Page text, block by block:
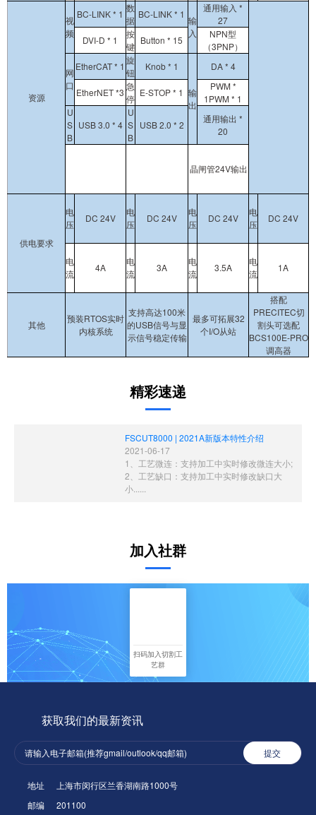
资源
视
频
BC-LINK * 1
数
据
BC-LINK * 1
输
入
通用输入 *
27
DVI-D * 1
按
键
Button * 15
NPN型
（3PNP）
网
口
EtherCAT * 1
旋
钮
Knob * 1
输
出
DA * 4
EtherNET *3
急
停
E-STOP * 1
PWM *
1PWM * 1
U
S
B
USB 3.0 * 4
U
S
B
USB 2.0 * 2
通用输出 *
20
晶闸管24V输出
供电要求
电
压
DC 24V
电
压
DC 24V
电
压
DC 24V
电
压
DC 24V
电
流
4A
电
流
3A
电
流
3.5A
电
流
1A
其他
预装RTOS实时
内核系统
支持高达100米
的USB信号与显
示信号稳定传输
最多可拓展32
个I/O从站
搭配
PRECITEC切
割头可选配
BCS100E-PRO
调高器
精彩速递
FSCUT8000 | 2021A新版本特性介绍
2021-06-17
1、工艺微连：支持加工中实时修改微连大小;
2、工艺缺口：支持加工中实时修改缺口大
小......
加入社群
扫码加入切割工
艺群
获取我们的最新资讯
提交
地址
上海市闵行区兰香湖南路1000号
邮编
201100